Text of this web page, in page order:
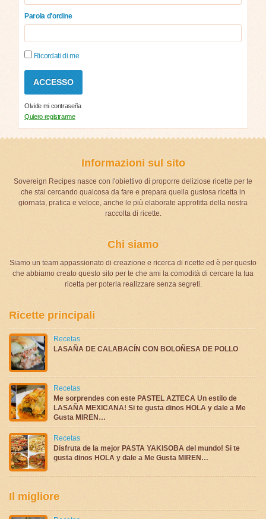
Parola d'ordine
Ricordati di me
Olvide mi contraseña
Quiero registrarme
Informazioni sul sito
Sovereign Recipes nasce con l'obiettivo di proporre deliziose ricette per te
che stai cercando qualcosa da fare e prepara quella gustosa ricetta in
giornata, pratica e veloce, anche le più elaborate approfitta della nostra
raccolta di ricette.
Chi siamo
Siamo un team appassionato di creazione e ricerca di ricette ed è per questo
che abbiamo creato questo sito per te che ami la comodità di cercare la tua
ricetta per poterla realizzare senza segreti.
Ricette principali
Recetas
LASAÑA DE CALABACÍN CON BOLOÑESA DE POLLO
Recetas
Me sorprendes con este PASTEL AZTECA Un estilo de
LASAÑA MEXICANA! Si te gusta dinos HOLA y dale a Me
Gusta MIREN…
Recetas
Disfruta de la mejor PASTA YAKISOBA del mundo! Si te
gusta dinos HOLA y dale a Me Gusta MIREN…
Il migliore